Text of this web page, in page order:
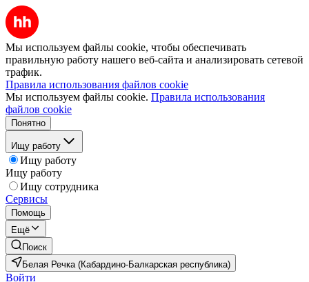
Мы используем файлы cookie, чтобы обеспечивать
правильную работу нашего веб-сайта и анализировать сетевой
трафик.
Правила использования файлов cookie
Мы используем файлы cookie. Правила использования
файлов cookie
Понятно
Ищу работу
Ищу работу
Ищу работу
Ищу сотрудника
Сервисы
Помощь
Ещё
Поиск
Белая Речка (Кабардино-Балкарская республика)
Войти